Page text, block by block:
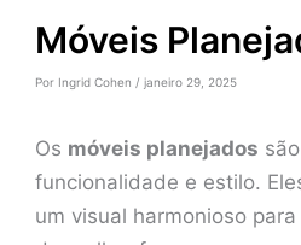
Móveis
Por Ingrid Cohen / janeiro 29, 2025
Os móveis planejados
funcionalidade e estilo.
um visual harmonioso